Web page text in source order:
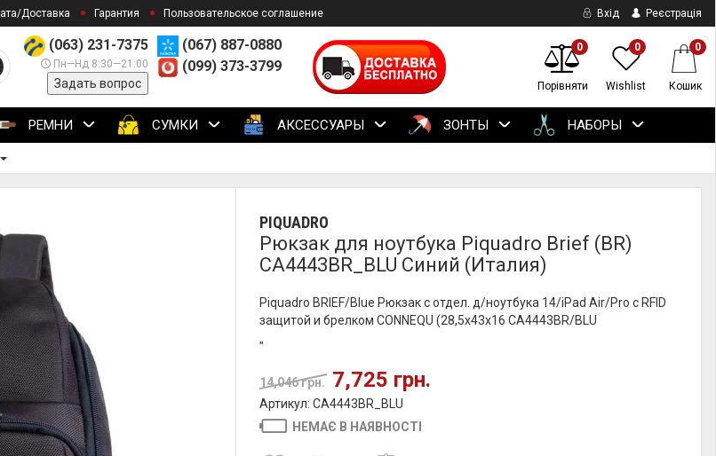
Доставка Гарантия Пользовательское соглашение Вхід Реєстрація
(063) 231-7375
Пн—Нд 8:30—21:00
Задать вопрос
(067) 887-0880
(099) 373-3799
0
Порівняти
0
Wishlist
0
Кошик
РЕМНИ СУМКИ АКСЕССУАРЫ ЗОНТЫ НАБОРЫ
PIQUADRO
Рюкзак для ноутбука Piquadro Brief (BR)
CA4443BR_BLU Синий (Италия)
Piquadro BRIEF/Blue Рюкзак с отдел. д/ноутбука 14/iPad Air/Pro с RFID
защитой и брелком CONNEQU (28,5x43x16 CA4443BR/BLU
"
14,046 грн. 7,725 грн.
Артикул: CA4443BR_BLU
НЕМАЄ В НАЯВНОСТІ